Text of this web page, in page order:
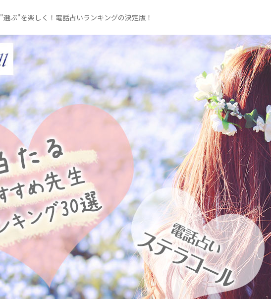
"選ぶ"を楽しく！電話占いランキングの決定版！